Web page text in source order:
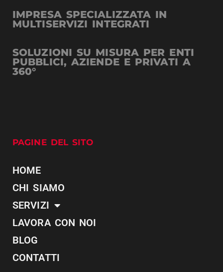
IMPRESA SPECIALIZZATA IN
MULTISERVIZI INTEGRATI
SOLUZIONI SU MISURA PER ENTI
PUBBLICI, AZIENDE E PRIVATI A
360°
PAGINE DEL SITO
HOME
CHI SIAMO
SERVIZI
LAVORA CON NOI
BLOG
CONTATTI